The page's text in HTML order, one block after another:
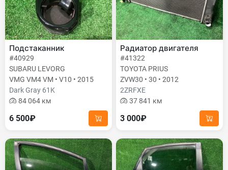
Подстаканник
#40929
SUBARU LEVORG
VMG VM4 VM • V10 • 2015
Dark Gray 61K
84 064 км
6 500₽
Радиатор двигателя
#41322
TOYOTA PRIUS
ZVW30 • 30 • 2012
2ZRFXE
37 841 км
3 000₽